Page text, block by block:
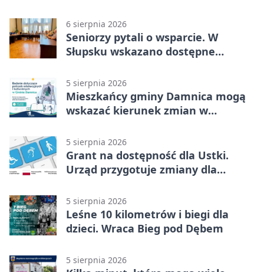
6 sierpnia 2026
Seniorzy pytali o wsparcie. W
Słupsku wskazano dostępne
5 sierpnia 2026
Mieszkańcy gminy Damnica mogą
wskazać kierunek zmian w
5 sierpnia 2026
Grant na dostępność dla Ustki.
Urząd przygotuje zmiany dla
5 sierpnia 2026
Leśne 10 kilometrów i biegi dla
dzieci. Wraca Bieg pod Dębem
5 sierpnia 2026